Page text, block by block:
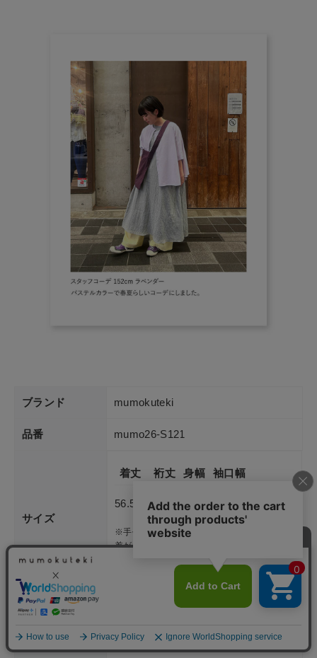
ブランド mumokuteki
品番 mumo26-S121
サイズ
着丈
56.5㎝
裄丈
48㎝
身幅
82㎝
袖口幅
14㎝
※手作業による平置き採寸のため、多少の誤
差が生じる場合があります。
1~2cmの誤差が出ることがあります。
ポケット
透け感 ホワイト、ラベンダーややあり